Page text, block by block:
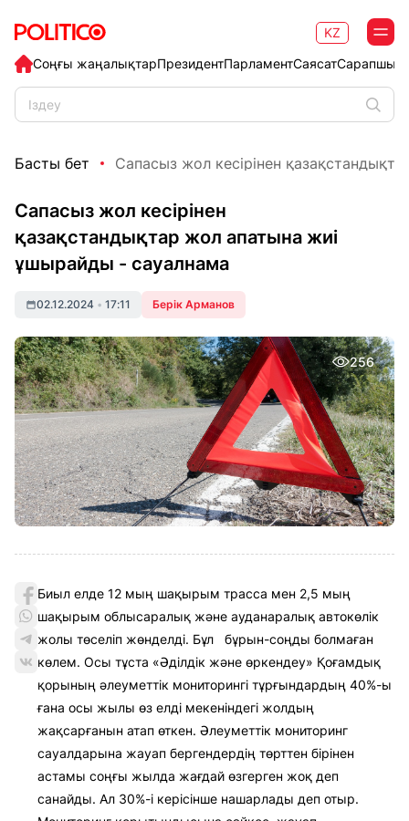
Соңғы жаңалықтарПрезидентПарламентСаясат
KZ
Басты бет Сапасыз жол кесірінен
Сапасыз жол кесірінен
қазақстандықтар жол апатына жиі
ұшырайды - сауалнама
02.12.2024 • 17:11 Берік Арманов
256
Биыл елде 12 мың шақырым трасса мен 2,5 мың
шақырым облысаралық және ауданаралық автокөлік
жолы төселіп жөнделді. Бұл бұрын-соңды болмаған
көлем. Осы тұста «Әділдік және өркендеу» Қоғамдық
қорының әлеуметтік мониторингі тұрғындардың 40%-ы
ғана осы жылы өз елді мекеніндегі жолдың
жақсарғанын атап өткен. Әлеуметтік мониторинг
сауалдарына жауап бергендердің төрттен бірінен
астамы соңғы жылда жағдай өзгерген жоқ деп
санайды. Ал 30%-і керісінше нашарлады деп отыр.